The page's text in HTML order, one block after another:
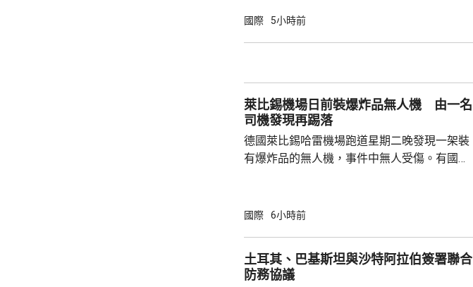
歲父親當場死亡，年約30歲的女兒受傷送院救
者，妥善保存死者遺體。使館已聯繫死者在國
內的親屬，將為家屬在泰國善後提...
國際 5小時前
萊比錫機場日前裝爆炸品無人機 由一名
司機發現再踢落
德國萊比錫哈雷機場跑道星期二晚發現一架裝
有爆炸品的無人機，事件中無人受傷。有國會
容司機行為大膽及勇敢，亦非常危險，但就因
當局。 報道指，涉事無人機在一架烏克蘭安東
諾夫運輸機附近被發現，檢察官已展開反恐調
國際 6小時前
土耳其、巴基斯坦與沙特阿拉伯簽署聯合
防務協議